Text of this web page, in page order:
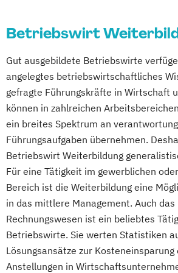
Business Administration
Business and Organizational
Digital Business Management
Digital Health Management
Kommunikation und
Management
Medien- und
Online Marketing
Prozess- und
Sales Management & Strategy
Wirtschaftspsychologie &
Wirtschaftsrecht
Wirtschaftswissenschaften
Betriebswirt
Gut ausgebildete Betriebswirte
angelegtes betriebswirtschaftliches
gefragte Führungskräfte in Wirtschaft
können in zahlreichen
ein breites Spektrum an
Führungsaufgaben übernehmen.
Betriebswirt Weiterbildung
Für eine Tätigkeit im gewerblichen
Bereich ist die Weiterbildung eine
in das mittlere Management. Auch das
Rechnungswesen ist ein beliebtes
Betriebswirte. Sie werten Statistiken
Lösungsansätze zur Kosteneinsparung
Anstellungen in